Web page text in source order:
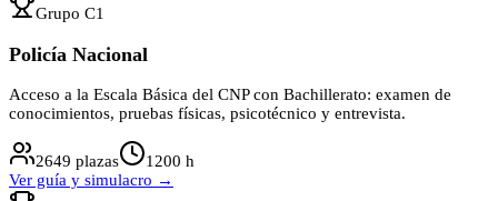
Grupo C1
Policía Nacional
Acceso a la Escala Básica del CNP con Bachillerato: examen de
conocimientos, pruebas físicas, psicotécnico y entrevista.
2649 plazas 1200 h
Ver guía y simulacro →